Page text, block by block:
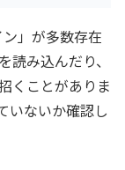
」が多数存在
み込んだり、
くことがありま
いないか確認し